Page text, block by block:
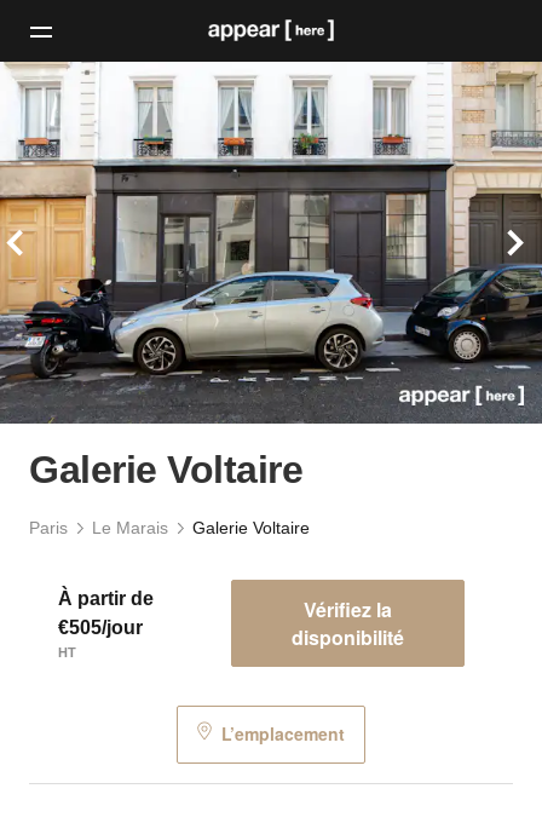
Galerie Voltaire
Paris Le Marais Galerie Voltaire
À partir de
€505/jour
HT
Vérifiez la
disponibilité
L’emplacement